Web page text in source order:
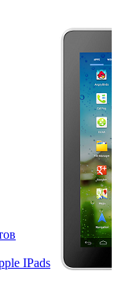
IPads